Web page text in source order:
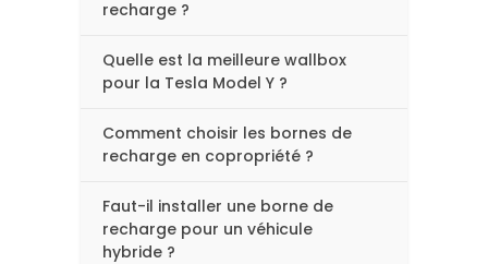
recharge ?
Quelle est la meilleure wallbox
pour la Tesla Model Y ?
Comment choisir les bornes de
recharge en copropriété ?
Faut-il installer une borne de
recharge pour un véhicule
hybride ?